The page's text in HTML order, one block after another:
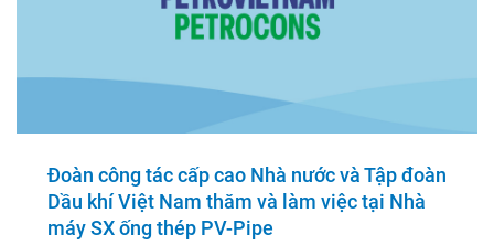
Đoàn công tác cấp cao Nhà nước và Tập đoàn
Dầu khí Việt Nam thăm và làm việc tại Nhà
máy SX ống thép PV-Pipe